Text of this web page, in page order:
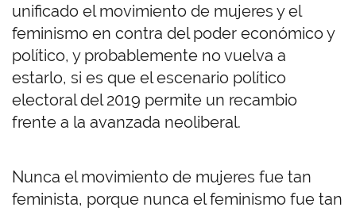
unificado el movimiento de mujeres y el
feminismo en contra del poder económico y
político, y probablemente no vuelva a
estarlo, si es que el escenario político
electoral del 2019 permite un recambio
frente a la avanzada neoliberal.
Nunca el movimiento de mujeres fue tan
feminista, porque nunca el feminismo fue tan